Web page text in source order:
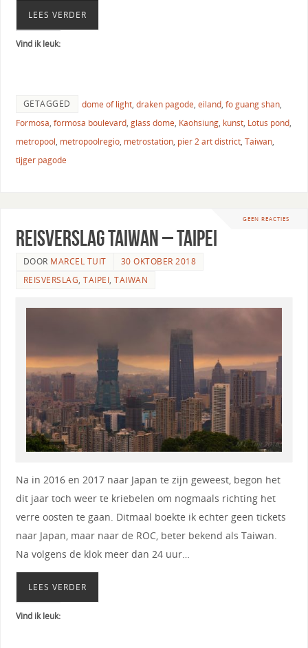
LEES VERDER
Vind ik leuk:
GETAGGED dome of light, draken pagode, eiland, fo guang shan,
Formosa, formosa boulevard, glass dome, Kaohsiung, kunst, Lotus pond,
metropool, metropoolregio, metrostation, pier 2 art district, Taiwan,
tijger pagode
GEEN REACTIES
Reisverslag Taiwan – Taipei
DOOR MARCEL TUIT
30 OKTOBER 2018
REISVERSLAG,TAIPEI,TAIWAN
Na in 2016 en 2017 naar Japan te zijn geweest, begon het
dit jaar toch weer te kriebelen om nogmaals richting het
verre oosten te gaan. Ditmaal boekte ik echter geen tickets
naar Japan, maar naar de ROC, beter bekend als Taiwan.
Na volgens de klok meer dan 24 uur…
LEES VERDER
Vind ik leuk: